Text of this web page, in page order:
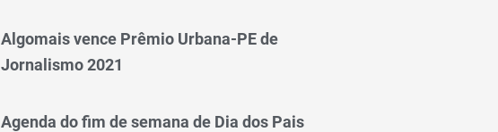
Algomais vence Prêmio Urbana-PE de
Jornalismo 2021
Agenda do fim de semana de Dia dos Pais